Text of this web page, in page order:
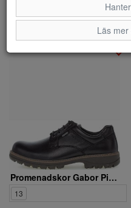
Promenadskor Gabor Pius. 0364.53.01
13
Läs